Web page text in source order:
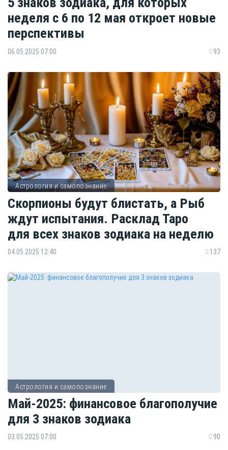
неделя с 6 по 12 мая откроет новые
перспективы
06.05.2025 07:00 93
Астрология и самопознание
Скорпионы будут блистать, а Рыб
ждут испытания. Расклад Таро
для всех знаков зодиака на неделю
04.05.2025 12:40 137
Астрология и самопознание
Май-2025: финансовое благополучие
для 3 знаков зодиака
03.05.2025 07:00 90